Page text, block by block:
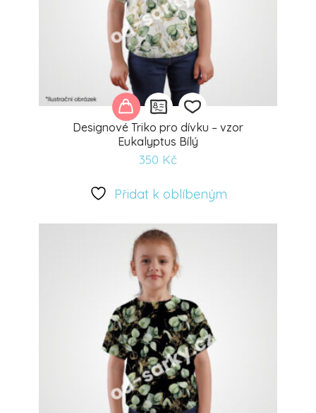
Designové Triko pro dívku – vzor
Eukalyptus Bílý
350 Kč
k
oblíbeným
Přidat k oblíbeným